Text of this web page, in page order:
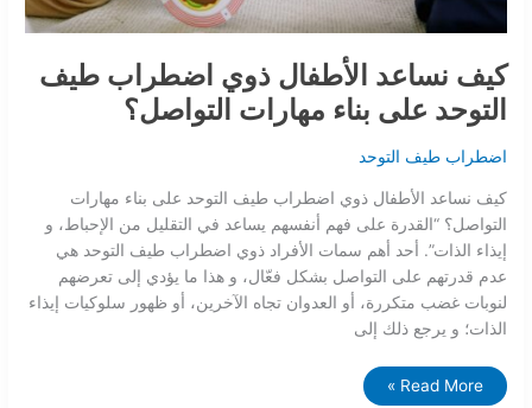
كيف نساعد الأطفال ذوي اضطراب طيف
التوحد على بناء مهارات التواصل؟
اضطراب طيف التوحد
كيف نساعد الأطفال ذوي اضطراب طيف التوحد على بناء مهارات
التواصل؟ “القدرة على فهم أنفسهم يساعد في التقليل من الإحباط، و
إيذاء الذات”. أحد أهم سمات الأفراد ذوي اضطراب طيف التوحد هي
عدم قدرتهم على التواصل بشكل فعّال، و هذا ما يؤدي إلى تعرضهم
لنوبات غضب متكررة، أو العدوان تجاه الآخرين، أو ظهور سلوكيات إيذاء
الذات؛ و يرجع ذلك إلى
Read More »